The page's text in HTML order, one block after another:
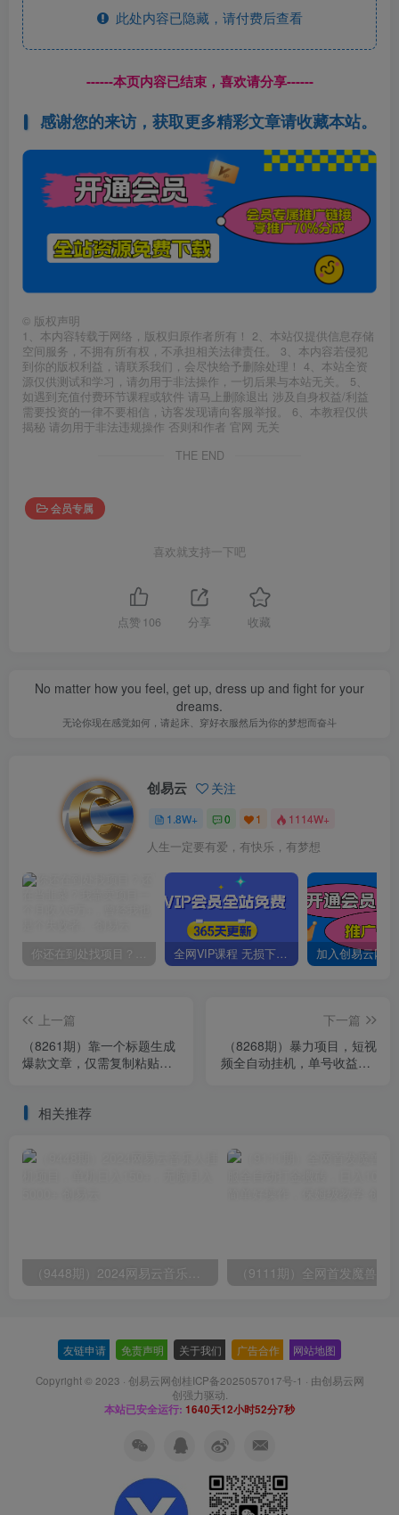
此处内容已隐藏，请付费后查看
------本页内容已结束，喜欢请分享------
感谢您的来访，获取更多精彩文章请收藏本站。
© 版权声明
1、本内容转载于网络，版权归原作者所有！ 2、本站仅提供信息存储
空间服务，不拥有所有权，不承担相关法律责任。 3、本内容若侵犯
到你的版权利益，请联系我们，会尽快给予删除处理！ 4、本站全资
源仅供测试和学习，请勿用于非法操作，一切后果与本站无关。 5、
如遇到充值付费环节课程或软件 请马上删除退出 涉及自身权益/利益
需要投资的一律不要相信，访客发现请向客服举报。 6、本教程仅供
揭秘 请勿用于非法违规操作 否则和作者 官网 无关
THE END
会员专属
喜欢就支持一下吧
点赞 106 分享 收藏
No matter how you feel, get up, dress up and fight for your
dreams.
无论你现在感觉如何，请起床、穿好衣服然后为你的梦想而奋斗
创易云 关注
1.8W+ 0 1 1114W+
人生一定要有爱，有快乐，有梦想
你还在到处找项目？还在当韭菜？我靠卖项目一个月收入5万+，曾经我也是个失败者。 全网VIP课程 无损下载~
上一篇
（8261期）靠一个标题生成
爆款文章，仅需复制粘贴，
下一篇
（8268期）暴力项目，短视
频全自动挂机，单号收益20-
相关推荐
友链申请 免责声明 关于我们 广告合作 网站地图
Copyright © 2023 · 创易云网创桂ICP备2025057017号-1 · 由创易云网
创强力驱动.
本站已安全运行: 1640天12小时52分7秒